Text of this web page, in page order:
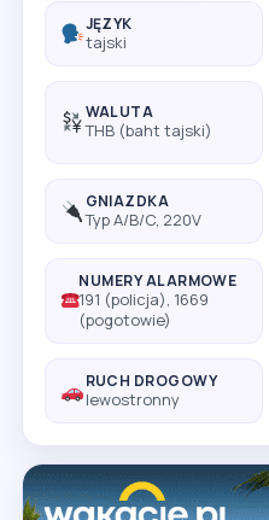
JĘZYK
tajski
WALUTA
THB (baht tajski)
GNIAZDKA
Typ A/B/C, 220V
NUMERY ALARMOWE
191 (policja), 1669
(pogotowie)
RUCH DROGOWY
lewostronny